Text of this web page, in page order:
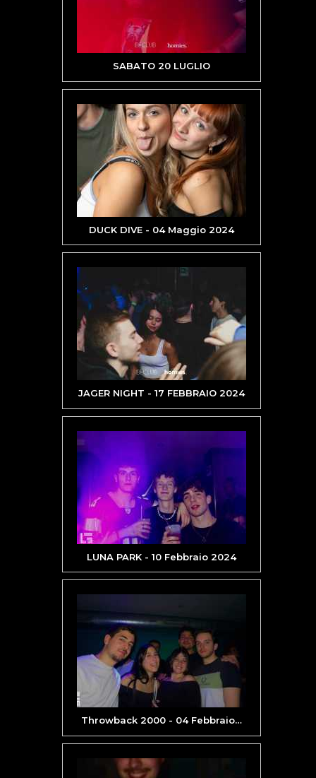
SABATO 20 LUGLIO
DUCK DIVE - 04 Maggio 2024
JAGER NIGHT - 17 FEBBRAIO 2024
LUNA PARK - 10 Febbraio 2024
Throwback 2000 - 04 Febbraio…